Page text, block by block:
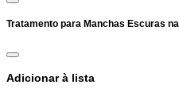
Tratamento para Manchas Escuras
Adicionar à lista